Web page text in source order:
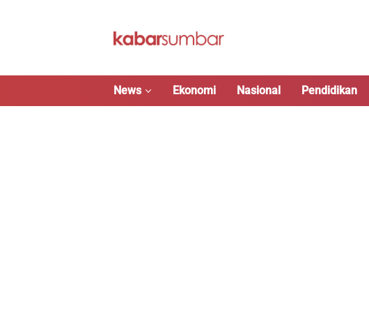
News Ekonomi Nasional Pendidikan